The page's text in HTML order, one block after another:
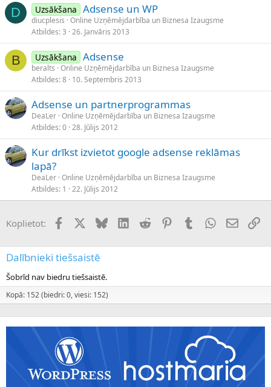
D Uzsākšana Adsense un WP
diucplesis Online Uzņēmējdarbība un Biznesa Izaugsme
Atbildes 3 26. Janvāris 2013
B Uzsākšana Adsense
beralts Online Uzņēmējdarbība un Biznesa Izaugsme
Atbildes 8 10. Septembris 2013
Adsense un partnerprogrammas
DeaLer Online Uzņēmējdarbība un Biznesa Izaugsme
Atbildes 0 28. Jūlijs 2012
Kur drīkst izvietot google adsense reklāmas
lapā?
DeaLer Online Uzņēmējdarbība un Biznesa Izaugsme
Atbildes 1 22. Jūlijs 2012
Koplietot: FacebookX (Twitter)
BlueskyLinkedInReddit PinterestTumblrWhatsApp
E-pasts
Dalībnieki tiešsaistē
Šobrīd nav biedru tiešsaistē.
Kopā: 152 (biedri: 0, viesi: 152)